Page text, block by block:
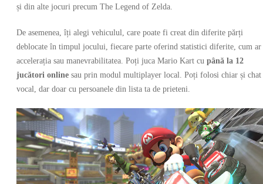
și din alte jocuri precum The Legend of Zelda.
De asemenea, îți alegi vehiculul, care poate fi creat din diferite părți
deblocate în timpul jocului, fiecare parte oferind statistici diferite, cum
accelerația sau manevrabilitatea. Poți juca Mario Kart cu până la 12
jucători online sau prin modul multiplayer local. Poți folosi chiar și chat
vocal, dar doar cu persoanele din lista ta de prieteni.